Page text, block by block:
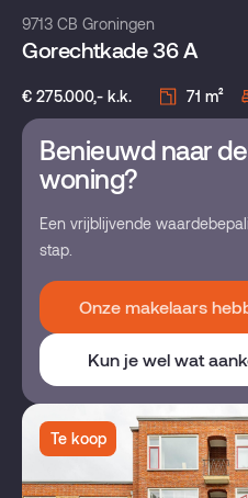
9713 CB Groningen
Gorechtkade 36 A
€ 275.000,- k.k. 71 m²
Benieuwd naar
woning?
Een vrijblijvende
stap.
Onze makelaars
Kun je wel wat
Te koop